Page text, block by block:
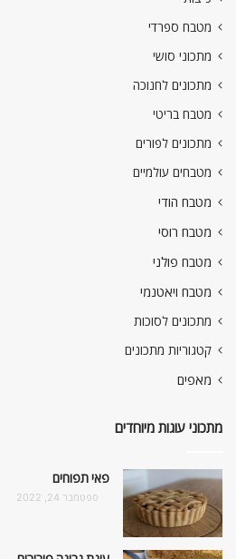
מטבח ספרדי
מתכוני סושי
מתכונים לחנוכה
מטבח בריטי
מתכונים לפורים
מטבחים עולמיים
מטבח הודי
מטבח רוסי
מטבח פולני
מטבח ויאטנמי
מתכונים לסוכות
קטגוריות מתכונים
מאפים
מתכוני עוגות מיוחדים
פאי תפוחים
ספטמבר 24, 2022